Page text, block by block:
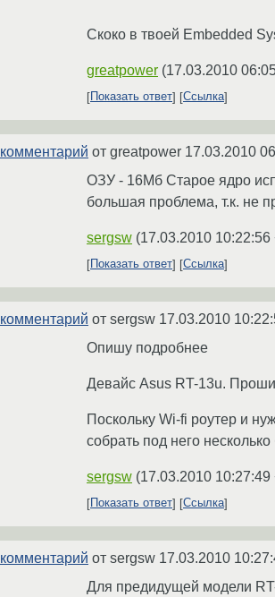
Скоко в твоей Embedded
greatpower (17.03.2010
Показать ответ Ссылка
комментарий от greatpower 17.03.2010
ОЗУ - 16Мб Старое ядро
большая проблема, т.к. не
sergsw (17.03.2010 10:22:56
Показать ответ
Ссылка
комментарий от sergsw 17.03.2010
Опишу подробнее
Девайс Asus RT-13u.
Поскольку Wi-fi роутер и
собрать под него
sergsw (17.03.2010 10:27:49
Показать ответ
Ссылка
комментарий от sergsw 17.03.2010
Для предидущей модели